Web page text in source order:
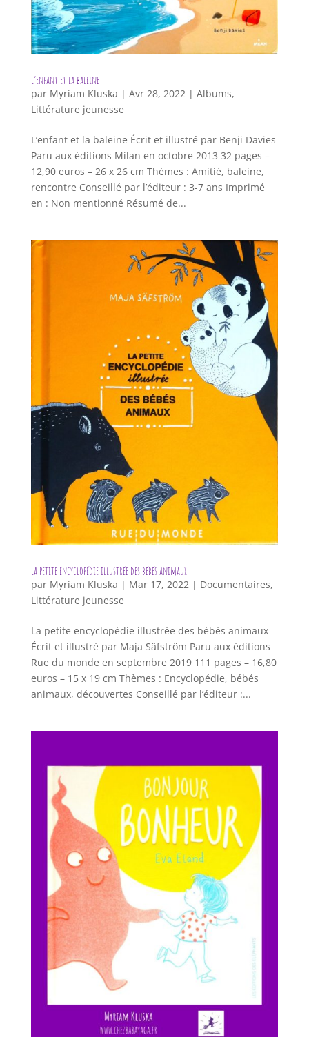
L’enfant et la baleine
par Myriam Kluska | Avr 28, 2022 | Albums,
Littérature jeunesse
L’enfant et la baleine Écrit et illustré par Benji Davies
Paru aux éditions Milan en octobre 2013 32 pages –
12,90 euros – 26 x 26 cm Thèmes : Amitié, baleine,
rencontre Conseillé par l’éditeur : 3-7 ans Imprimé
en : Non mentionné Résumé de...
La petite encyclopédie illustrée des bébés animaux
par Myriam Kluska | Mar 17, 2022 | Documentaires,
Littérature jeunesse
La petite encyclopédie illustrée des bébés animaux
Écrit et illustré par Maja Säfström Paru aux éditions
Rue du monde en septembre 2019 111 pages – 16,80
euros – 15 x 19 cm Thèmes : Encyclopédie, bébés
animaux, découvertes Conseillé par l’éditeur :...